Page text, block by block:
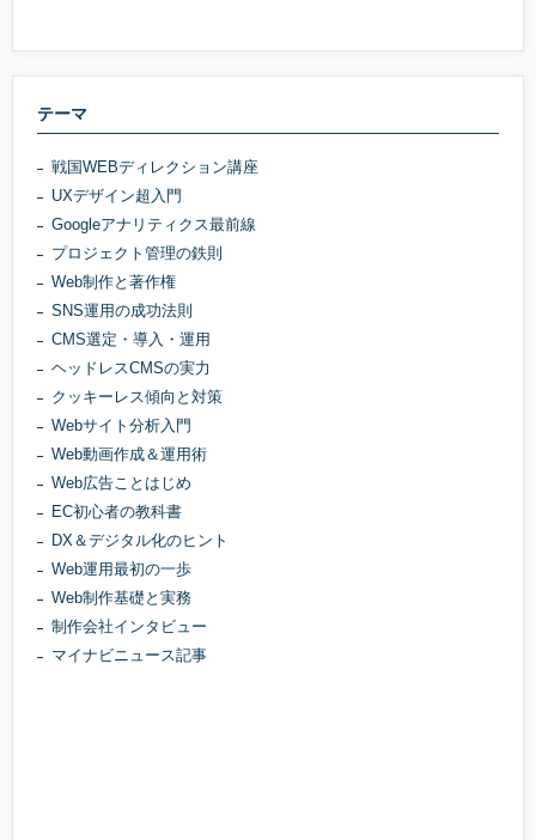
テーマ
戦国WEBディレクション講座
UXデザイン超入門
Googleアナリティクス最前線
プロジェクト管理の鉄則
Web制作と著作権
SNS運用の成功法則
CMS選定・導入・運用
ヘッドレスCMSの実力
クッキーレス傾向と対策
Webサイト分析入門
Web動画作成＆運用術
Web広告ことはじめ
EC初心者の教科書
DX＆デジタル化のヒント
Web運用最初の一歩
Web制作基礎と実務
制作会社インタビュー
マイナビニュース記事